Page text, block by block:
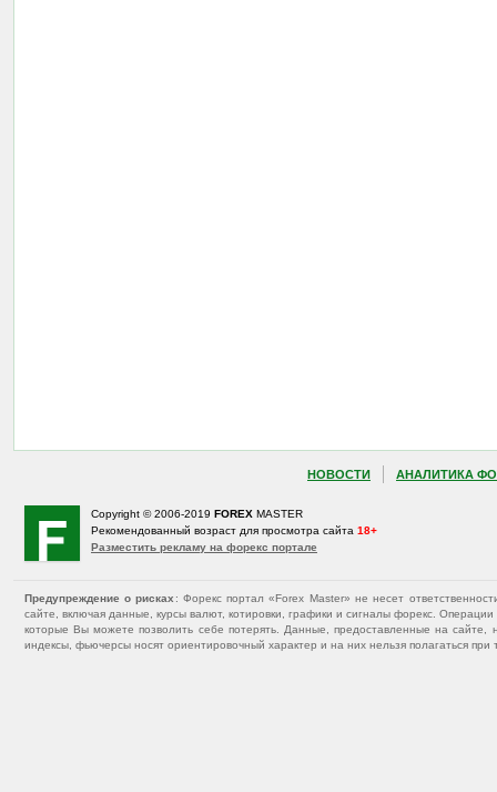
НОВОСТИ АНАЛИТИКА
Copyright © 2006-2019 FOREX MASTER
Рекомендованный возраст для просмотра сайта 18+
Разместить рекламу на форекс портале
Предупреждение о рисках : Форекс портал «Forex Master» не несет
сайте, включая данные, курсы валют, котировки, графики и сигналы форекс.
которые Вы можете позволить себе потерять. Данные, предоставленные на
индексы, фьючерсы носят ориентировочный характер и на них нельзя полагаться при